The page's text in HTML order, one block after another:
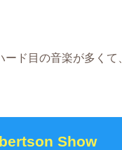
ード目の音楽が多くて
Show